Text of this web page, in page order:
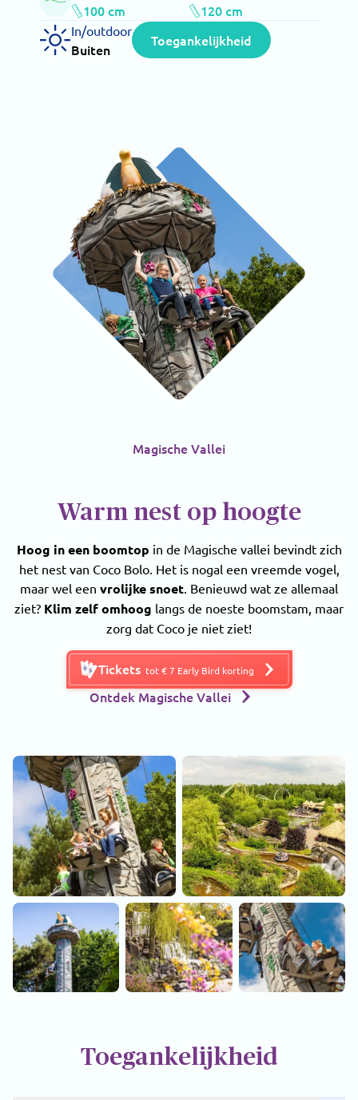
100 cm 120 cm
In/outdoor
Buiten
Toegankelijkheid
Magische Vallei
Warm nest op hoogte
Hoog in een boomtop in de Magische vallei bevindt zich
het nest van Coco Bolo. Het is nogal een vreemde vogel,
maar wel een vrolijke snoet . Benieuwd wat ze allemaal
ziet? Klim zelf omhoog langs de noeste boomstam, maar
zorg dat Coco je niet ziet!
Tickets tot € 7 Early Bird korting
Ontdek Magische Vallei
Toegankelijkheid